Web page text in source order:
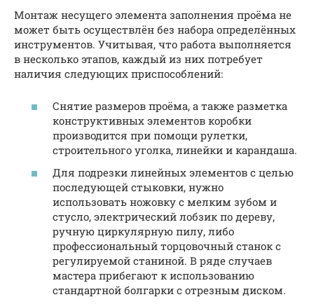
Монтаж несущего элемента заполнения проёма не
может быть осуществлён без набора определённых
инструментов. Учитывая, что работа выполняется
в несколько этапов, каждый из них потребует
наличия следующих приспособлений:
Снятие размеров проёма, а также разметка
конструктивных элементов коробки
производится при помощи рулетки,
строительного уголка, линейки и карандаша.
Для подрезки линейных элементов с целью
последующей стыковки, нужно
использовать ножовку с мелким зубом и
стусло, электрический лобзик по дереву,
ручную циркулярную пилу, либо
профессиональный торцовочный станок с
регулируемой станиной. В ряде случаев
мастера прибегают к использованию
стандартной болгарки с отрезным диском.